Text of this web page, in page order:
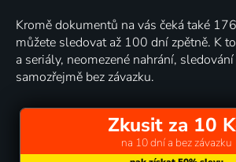
Kromě dokumentů na vás čeká také
můžete sledovat až 100 dní zpětně. K
a seriály, neomezené nahrání,
samozřejmě bez závazku.
Zkusit za 10
na 10 dní a bez závazku